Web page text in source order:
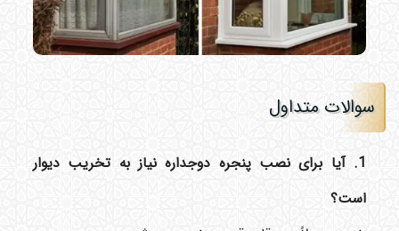
سوالات متداول
1. آیا برای نصب پنجره دوجداره نیاز به تخریب دیوار
است؟